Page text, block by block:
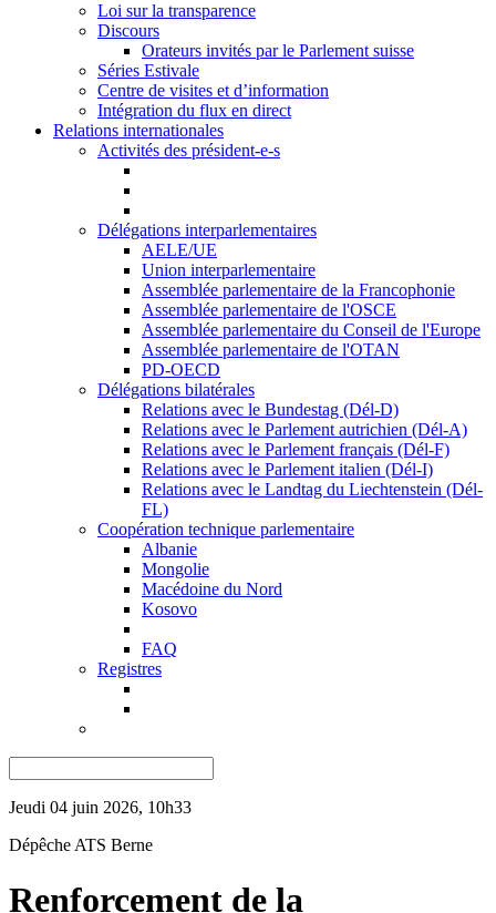
Loi sur la transparence
Discours
Orateurs invités par le Parlement suisse
Séries Estivale
Centre de visites et d’information
Intégration du flux en direct
Relations internationales
Activités des président-e-s
Délégations interparlementaires
AELE/UE
Union interparlementaire
Assemblée parlementaire de la Francophonie
Assemblée parlementaire de l'OSCE
Assemblée parlementaire du Conseil de l'Europe
Assemblée parlementaire de l'OTAN
PD-OECD
Délégations bilatérales
Relations avec le Bundestag (Dél-D)
Relations avec le Parlement autrichien (Dél-A)
Relations avec le Parlement français (Dél-F)
Relations avec le Parlement italien (Dél-I)
Relations avec le Landtag du Liechtenstein (Dél-
FL)
Coopération technique parlementaire
Albanie
Mongolie
Macédoine du Nord
Kosovo
FAQ
Registres
Jeudi 04 juin 2026, 10h33
Dépêche ATS Berne
Renforcement de la